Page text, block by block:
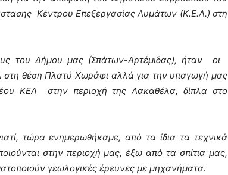
Κέντρου Επεξεργασίας Λυμάτων (Κ.Ε.Λ.) στη
του Δήμου μας (Σπάτων-Αρτέμιδας), ήταν οι
στη θέση Πλατύ Χωράφι αλλά για την υπαγωγή μας
ΚΕΛ στην περιοχή της Λακαθέλα, δίπλα στο
τώρα ενημερωθήκαμε, από τα ίδια τα τεχνικά
στην περιοχή μας, έξω από τα σπίτια μας,
γεωλογικές έρευνες με μηχανήματα.